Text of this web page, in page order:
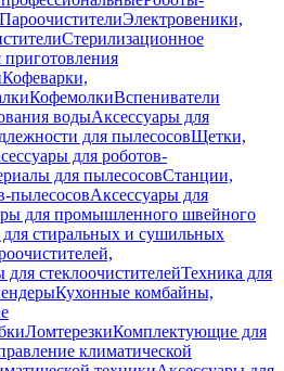
ПароочистителиЭлектровеники,
Стерилизационное
приготовления
Кофеварки,
КофемолкиВспениватели
водыАксессуары для
для пылесосовЩетки,
для роботов-
для пылесосовСтанции,
пылесосовАксессуары для
для промышленного швейного
для стиральных и сушильных
для стеклоочистителейТехника для
Кухонные комбайны,
ЛомтерезкиКомплектующие для
климатической